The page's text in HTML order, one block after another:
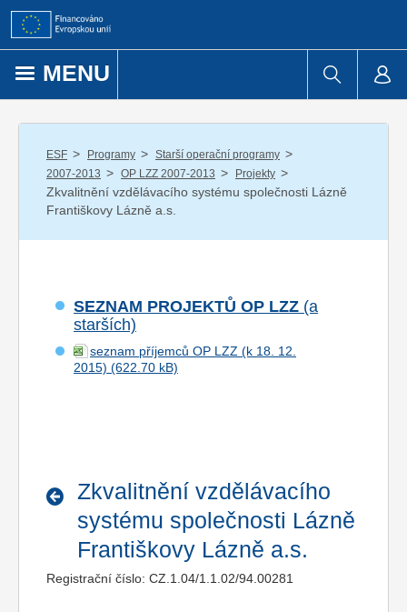
Přejít k obsahu
MENU
ESF / Programy / Starší operační programy /
2007-2013 / OP LZZ 2007-2013 / Projekty /
Zkvalitnění vzdělávacího systému společnosti Lázně
Františkovy Lázně a.s.
SEZNAM PROJEKTŮ OP LZZ (a
starších)
seznam příjemců OP LZZ (k 18. 12.
2015)
Zkvalitnění vzdělávacího
systému společnosti Lázně
Františkovy Lázně a.s.
Registrační číslo: CZ.1.04/1.1.02/94.00281